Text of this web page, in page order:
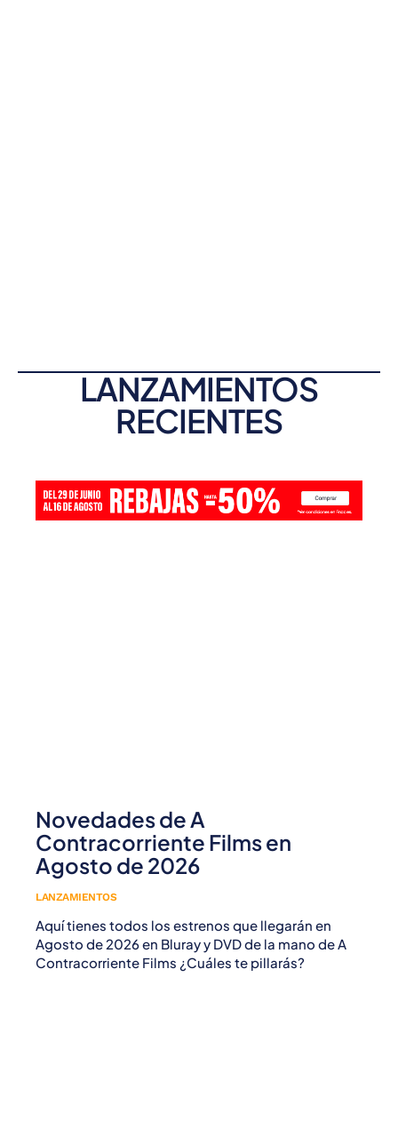
LANZAMIENTOS
RECIENTES
Novedades de A
Contracorriente Films en
Agosto de 2026
LANZAMIENTOS
Aquí tienes todos los estrenos que llegarán en
Agosto de 2026 en Bluray y DVD de la mano de A
Contracorriente Films ¿Cuáles te pillarás?